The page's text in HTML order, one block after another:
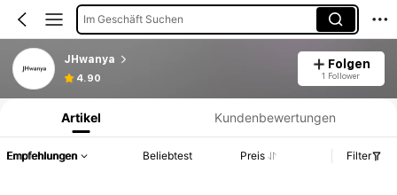
Im Geschäft Suchen
JHwanya
4.90
Folgen
1 Follower
Produktinformation: Preisangabe, Verkaufs- und Lagerbestandsdetails.
Artikel Kundenbewertungen
Empfehlungen Beliebtest Preis Filter